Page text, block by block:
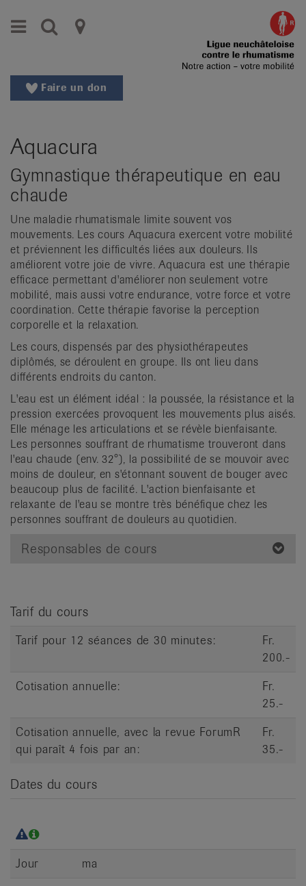
vers
au
Aller
Changer
région
Changer
de
langue:
de
Faire un don
Aquacura
Gymnastique thérapeutique en eau
chaude
Une maladie rhumatismale limite souvent vos
mouvements. Les cours Aquacura exercent votre mobilité
et préviennent les difficultés liées aux douleurs. Ils
améliorent votre joie de vivre. Aquacura est une thérapie
efficace permettant d'améliorer non seulement votre
mobilité, mais aussi votre endurance, votre force et votre
coordination. Cette thérapie favorise la perception
corporelle et la relaxation.
Les cours, dispensés par des physiothérapeutes
diplômés, se déroulent en groupe. Ils ont lieu dans
différents endroits du canton.
L'eau est un élément idéal : la poussée, la résistance et la
pression exercées provoquent les mouvements plus aisés.
Elle ménage les articulations et se révèle bienfaisante.
Les personnes souffrant de rhumatisme trouveront dans
l'eau chaude (env. 32°), la possibilité de se mouvoir avec
moins de douleur, en s'étonnant souvent de bouger avec
beaucoup plus de facilité. L'action bienfaisante et
relaxante de l'eau se montre très bénéfique chez les
personnes souffrant de douleurs au quotidien.
Responsables de cours
Tarif du cours
Tarif pour 12 séances de 30 minutes:
Fr.
200.-
Cotisation annuelle:
Fr.
25.-
Cotisation annuelle, avec la revue ForumR
qui paraît 4 fois par an:
Fr.
35.-
Dates du cours
Jour
ma
Menu Recherche
Ligues
contre
le
|
Organisations
de
patients